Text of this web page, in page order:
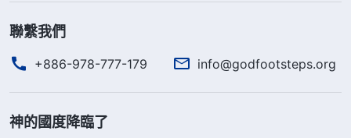
工在聖經裏只有預言，詳細的内容并没有記載在聖經
當中，因為神在末世是作審判的工作，是在聖經以外
宰者，他的豐富取之不盡、用之不完，他是任何一個
聯繫我們
+886-978-777-179 info@godfootsteps.org
神的國度降臨了